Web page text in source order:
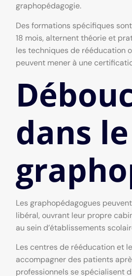
graphopédagogie.
Des formations spécifiques
18 mois, alternent théorie et
les techniques de rééducation
peuvent mener à une
dans
Les graphopédagogues
libéral, ouvrant leur propre
au sein d’établissements
Les centres de rééducation et
accompagner des patients
professionnels se spécialisent